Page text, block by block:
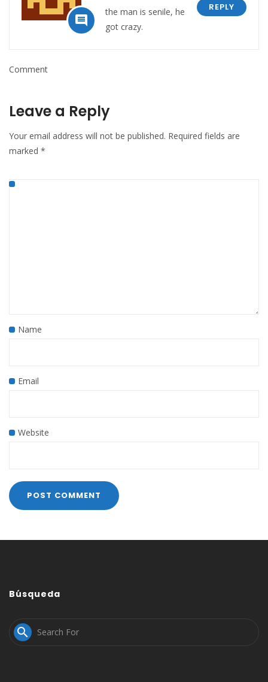

REPLY
the man is senile, he
got crazy.
Comment
Leave a Reply
Your email address will not be published. Required fields are
marked *
Name
Email
Website
Búsqueda
